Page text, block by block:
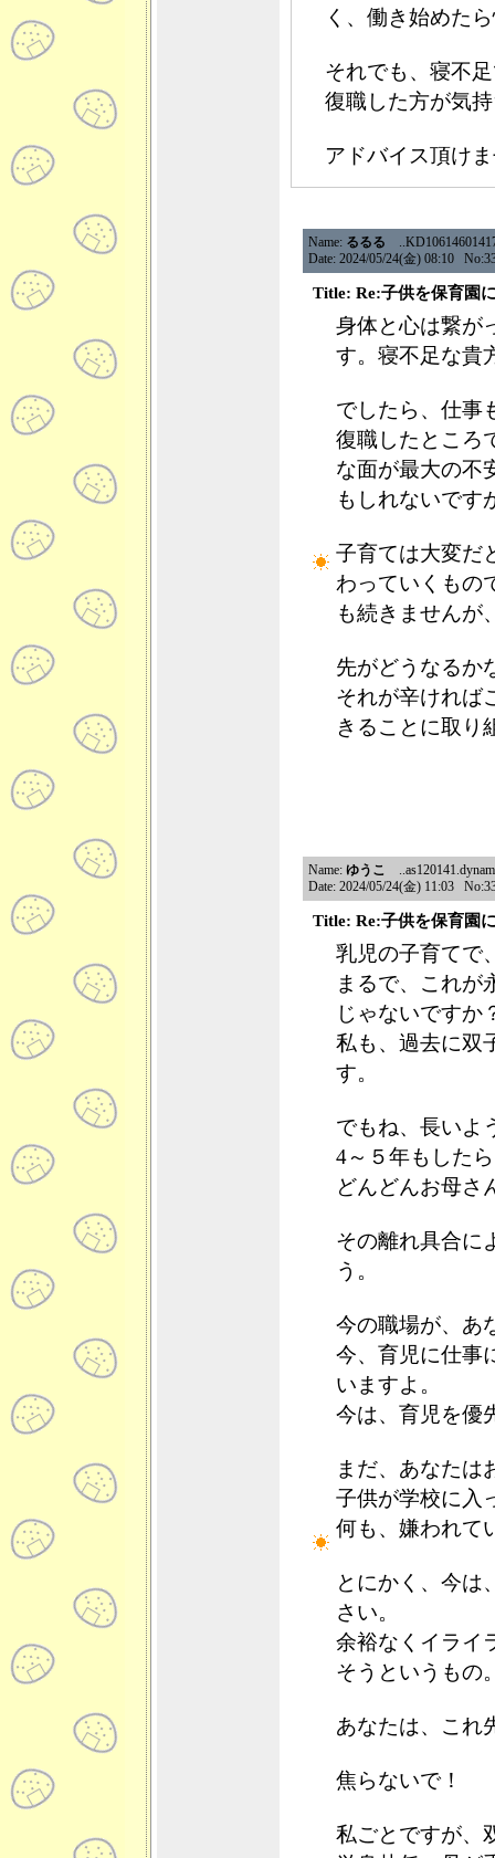
く、働き始めた
それでも、寝不
復職した方が気
アドバイス頂け
Name: るるる
Date: 2024/05/24(金) 08:10
Title: Re:子供を保育園
身体と心は繋が
す。寝不足な貴
でしたら、仕事
復職したところ
な面が最大の不
もしれないです
子育ては大変だ
わっていくもの
も続きませんが
先がどうなるか
それが辛ければ
きることに取り
Name: ゆうこ
Date: 2024/05/24(金) 11:03
Title: Re:子供を保育園
乳児の子育てで
まるで、これが
じゃないですか
私も、過去に双
す。
でもね、長いよ
4～５年もした
どんどんお母さ
その離れ具合に
う。
今の職場が、あ
今、育児に仕事
いますよ。
今は、育児を優
まだ、あなたは
子供が学校に入
何も、嫌われて
とにかく、今は
さい。
余裕なくイライ
そうというもの
あなたは、これ
焦らないで！
私ごとですが、